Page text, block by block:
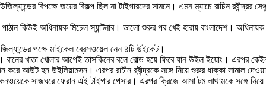
বিপক্ষে জয়ের বিকল্প ছিল না টাইগারদের সামনে। এমন ম্যাচে রাচিন
পাঠান কিউই অধিনায়ক মিচেল স্যান্টনার। ভালো শুরুর পর খেই হারায় বাংলাদেশ।
পক্ষে মাইকেল ব্রেসওয়েল নেন ৪টি উইকেট।
রানের খাতা খোলার আগেই তাসকিনের বলে বোল্ড হয়ে ফিরে যান উইল ইয়োং। এরপর
করে আউট হন উইলিয়ামসন। এরপর রাচীন রবীন্দ্রকে সঙ্গে নিয়ে শুরুর ধাক্কা সামাল
সাজঘরে ফেরান এই টাইগার পেসার। এরপর ক্রিজে আসা টম লাথামকে সঙ্গে